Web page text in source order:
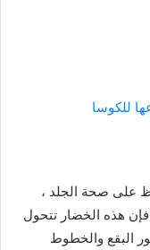
على صحة الجلد ،
هذه الخضار تتحول
البقع والخطوط